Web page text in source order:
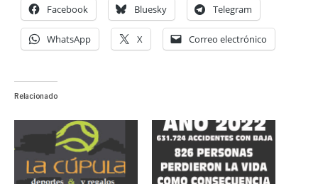
Facebook Bluesky Telegram
WhatsApp X Correo electrónico
Relacionado